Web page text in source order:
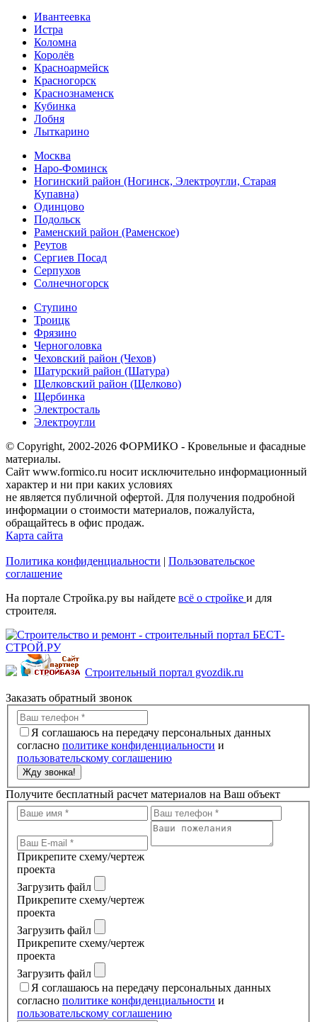
Ивантеевка
Истра
Коломна
Королёв
Красноармейск
Красногорск
Краснознаменск
Кубинка
Лобня
Лыткарино
Москва
Наро-Фоминск
Ногинский район (Ногинск, Электроугли, Старая
Купавна)
Одинцово
Подольск
Раменский район (Раменское)
Реутов
Сергиев Посад
Серпухов
Солнечногорск
Ступино
Троицк
Фрязино
Черноголовка
Чеховский район (Чехов)
Шатурский район (Шатура)
Щелковский район (Щелково)
Щербинка
Электросталь
Электроугли
© Copyright, 2002-2026 ФОРМИКО - Кровельные и фасадные
материалы.
Сайт www.formico.ru носит исключительно информационный
характер и ни при каких условиях
не является публичной офертой. Для получения подробной
информации о стоимости материалов, пожалуйста,
обращайтесь в офис продаж.
Карта сайта
Политика конфиденциальности | Пользовательское
соглашение
На портале Стройка.ру вы найдете всё о стройке и для
строителя.
Строительный портал gvozdik.ru
Заказать обратный звонок
Я соглашаюсь на передачу персональных данных
согласно политике конфиденциальности и
пользовательскому соглашению
Жду звонка!
Получите бесплатный расчет материалов на Ваш объект
Прикрепите схему/чертеж
проекта
Загрузить файл
Прикрепите схему/чертеж
проекта
Загрузить файл
Прикрепите схему/чертеж
проекта
Загрузить файл
Я соглашаюсь на передачу персональных данных
согласно политике конфиденциальности и
пользовательскому соглашению